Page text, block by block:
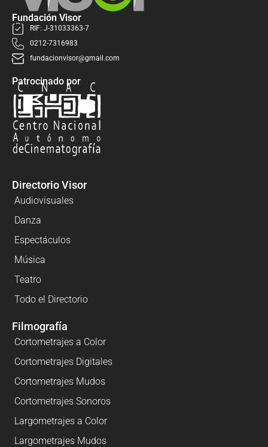
Fundación Visor
RIF: J-31033363-7
0212-7316983
fundacionvisor@gmail.com
Patrocinado por
Directorio Visor
Audiovisuales
Danza
Espectáculos
Música
Teatro
Todo el Directorio
Filmografía
Cortometrajes a Color
Cortometrajes Digitales
Cortometrajes Mudos
Cortometrajes Sonoros
Largometrajes a Color
Largometrajes Mudos